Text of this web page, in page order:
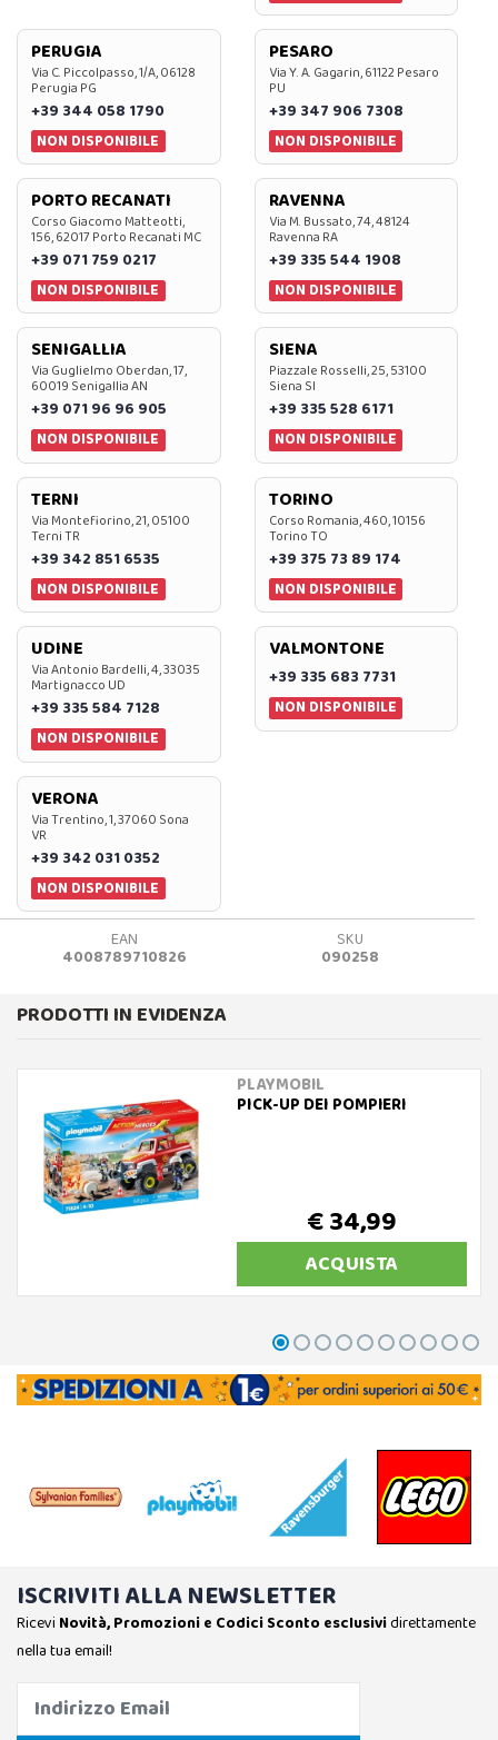
PERUGIA
Via C. Piccolpasso, 1/A, 06128
Perugia PG
+39 344 058 1790
NON DISPONIBILE
PESARO
Via Y. A. Gagarin, 61122 Pesaro
PU
+39 347 906 7308
NON DISPONIBILE
PORTO RECANATI
Corso Giacomo Matteotti,
156, 62017 Porto Recanati MC
+39 071 759 0217
NON DISPONIBILE
RAVENNA
Via M. Bussato, 74, 48124
Ravenna RA
+39 335 544 1908
NON DISPONIBILE
SENIGALLIA
Via Guglielmo Oberdan, 17,
60019 Senigallia AN
+39 071 96 96 905
NON DISPONIBILE
SIENA
Piazzale Rosselli, 25, 53100
Siena SI
+39 335 528 6171
NON DISPONIBILE
TERNI
Via Montefiorino, 21, 05100
Terni TR
+39 342 851 6535
NON DISPONIBILE
TORINO
Corso Romania, 460, 10156
Torino TO
+39 375 73 89 174
NON DISPONIBILE
UDINE
Via Antonio Bardelli, 4, 33035
Martignacco UD
+39 335 584 7128
NON DISPONIBILE
VALMONTONE
+39 335 683 7731
NON DISPONIBILE
VERONA
Via Trentino, 1, 37060 Sona
VR
+39 342 031 0352
NON DISPONIBILE
EAN
4008789710826
SKU
090258
PRODOTTI IN EVIDENZA
PLAYMOBIL
PICK-UP DEI POMPIERI
€ 34,99
ACQUISTA
ISCRIVITI ALLA NEWSLETTER
Ricevi Novità, Promozioni e Codici Sconto esclusividirettamente
nella tua email!